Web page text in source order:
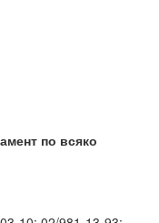
по всяко